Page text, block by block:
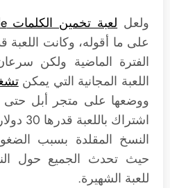
ولعل لعبة تخمين الكلمات Wordle
على ما أقوله، وكانت اللعبة
الفترة الماضية ولكن
اللعبة المجانية التي يمكن
ووضعها على متجر أبل
النسخ المقلدة بسبب
حيث تحدث الجميع حول
للعبة الشهيرة.